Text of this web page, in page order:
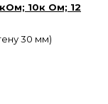
10к Ом; 12
30 мм)